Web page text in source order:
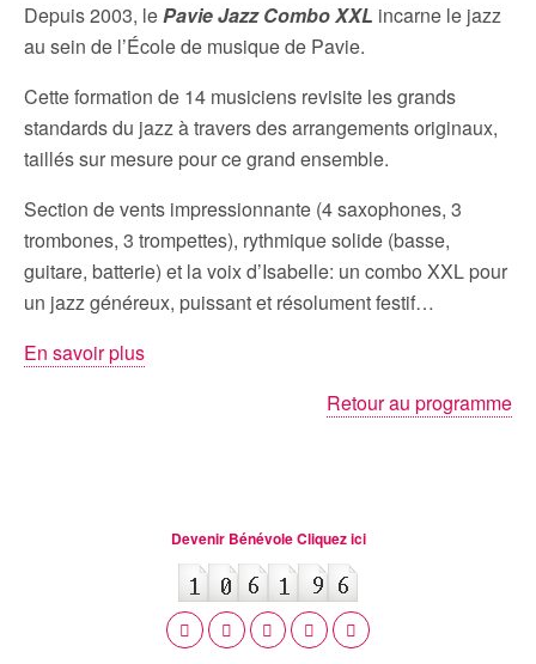
Depuis 2003, lePavie Jazz Combo XXL incarne le jazz
au sein de l’École de musique de Pavie.
Cette formation de 14 musiciens revisite les grands
standards du jazz à travers des arrangements originaux,
taillés sur mesure pour ce grand ensemble.
Section de vents impressionnante (4 saxophones, 3
trombones, 3 trompettes), rythmique solide (basse,
guitare, batterie) et la voix d’Isabelle: un combo XXL pour
un jazz généreux, puissant et résolument festif…
En savoir plus
Retour au programme
Devenir Bénévole Cliquez ici